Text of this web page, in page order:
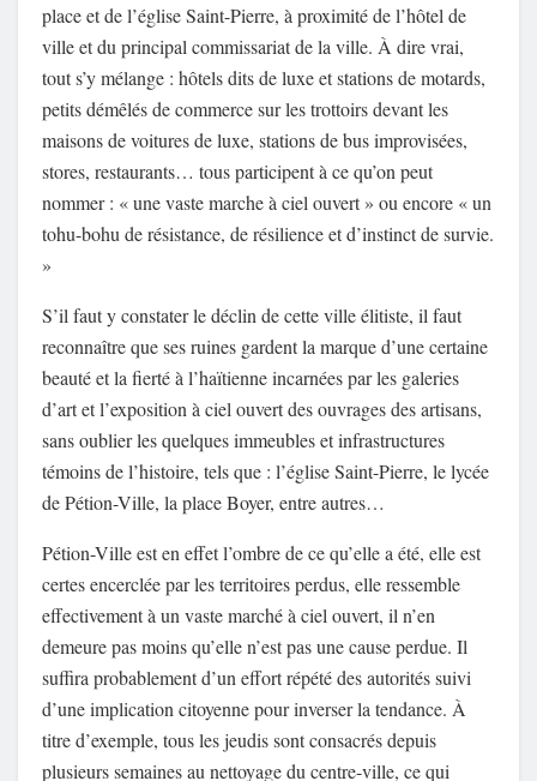
place et de l’église Saint-Pierre, à proximité de l’hôtel de
ville et du principal commissariat de la ville. À dire vrai,
tout s’y mélange : hôtels dits de luxe et stations de motards,
petits démêlés de commerce sur les trottoirs devant les
maisons de voitures de luxe, stations de bus improvisées,
stores, restaurants… tous participent à ce qu’on peut
nommer : « une vaste marche à ciel ouvert » ou encore « un
tohu-bohu de résistance, de résilience et d’instinct de survie.
»
S’il faut y constater le déclin de cette ville élitiste, il faut
reconnaître que ses ruines gardent la marque d’une certaine
beauté et la fierté à l’haïtienne incarnées par les galeries
d’art et l’exposition à ciel ouvert des ouvrages des artisans,
sans oublier les quelques immeubles et infrastructures
témoins de l’histoire, tels que : l’église Saint-Pierre, le lycée
de Pétion-Ville, la place Boyer, entre autres…
Pétion-Ville est en effet l’ombre de ce qu’elle a été, elle est
certes encerclée par les territoires perdus, elle ressemble
effectivement à un vaste marché à ciel ouvert, il n’en
demeure pas moins qu’elle n’est pas une cause perdue. Il
suffira probablement d’un effort répété des autorités suivi
d’une implication citoyenne pour inverser la tendance. À
titre d’exemple, tous les jeudis sont consacrés depuis
plusieurs semaines au nettoyage du centre-ville, ce qui